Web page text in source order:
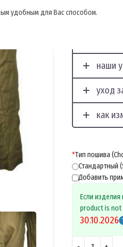
удобным для Вас способом.
наши
уход
как
*Тип пошива
Стандартный
Добавить
Если
product is not
30.10.2026